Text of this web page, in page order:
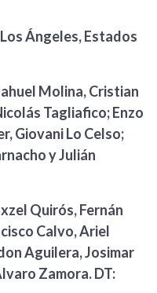
Ángeles, Estados
Molina, Cristian
Tagliafico; Enzo
Giovani Lo Celso;
y Julián
Quirós, Fernán
Calvo, Ariel
Aguilera, Josimar
Zamora. DT: